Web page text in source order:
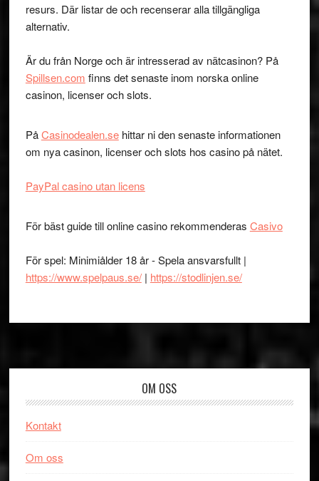
resurs. Där listar de och recenserar alla tillgängliga
alternativ.
Är du från Norge och är intresserad av nätcasinon? På
Spillsen.com finns det senaste inom norska online
casinon, licenser och slots.
PåCasinodealen.sehittar ni den senaste informationen
om nya casinon, licenser och slots hos casino på nätet.
PayPal casino utan licens
För bäst guide till online casino rekommenderas Casivo
För spel: Minimiålder 18 år - Spela ansvarsfullt |
https://www.spelpaus.se/| https://stodlinjen.se/
OM OSS
Kontakt
Om oss